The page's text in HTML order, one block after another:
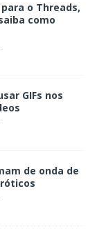
o Threads,
como
GIFs nos
de onda de